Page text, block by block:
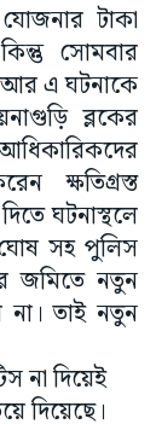
টাকা
সোমবার
এ ঘটনাকে
ব্লকের
ক্ষতিগ্রস্ত
ঘটনাস্থলে
সহ পুলিস
জমিতে নতুন
তাই নতুন
না দিয়েই
দিয়েছে।